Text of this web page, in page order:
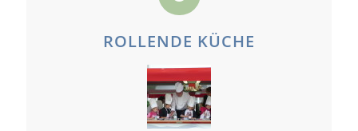
ROLLENDE KÜCHE